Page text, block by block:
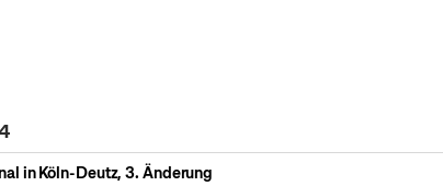
in Köln-Deutz, 3. Änderung